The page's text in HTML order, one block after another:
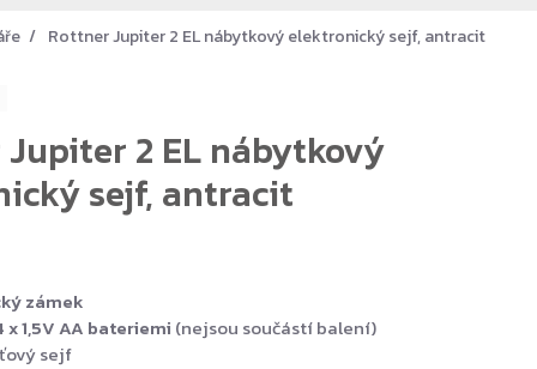
Rottner Jupiter 2 EL nábytkový elektronický sejf, antracit
2 EL nábytkový
sejf, antracit
zámek
x 1,5V AA bateriemi (nejsou součástí balení)
sejf